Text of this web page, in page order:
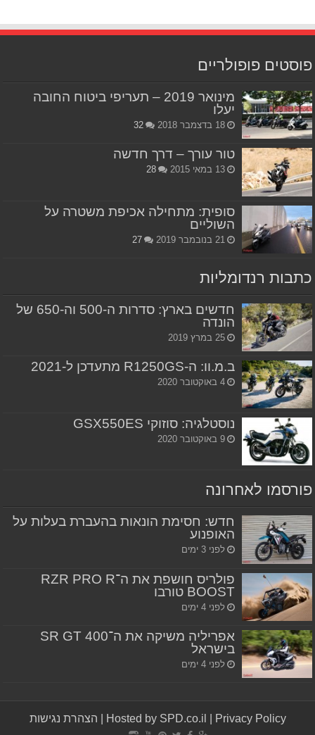
פוסטים פופולריים
מינואר 2019 – תעריפי ביטוח החובה
יעלו
18 בדצמבר 2018 32
טור עורך – דרך חדשה
13 במאי 2015 28
סופית: מתחילה אכיפת משטרה על
השוליים
21 בנובמבר 2019 27
כתבות רנדומליות
חדשים בארץ: סדרות ה-500 וה-650 של
הונדה
25 במרץ 2019
ב.מ.וו: ה-R1250GS מתעדכן ל-2021
4 באוקטובר 2020
נוסטלגיה: סוזוקי GSX550ES
9 באוקטובר 2020
פורסמו לאחרונה
חדש: חסימת הונאות בהעברת בעלות על
האופנוע
לפני 3 ימים
פולריס חושפת את ה־RZR PRO R
BOOST טורבו
לפני 4 ימים
אפריליה משיקה את ה־SR GT 400
בישראל
לפני 4 ימים
Hosted by SPD.co.il Privacy Policy הצהרת נגישות